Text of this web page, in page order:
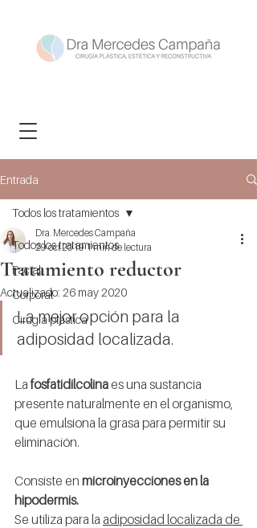
Entrada
Todos los tratamientos
Facial
Corporal
Cirugía plástica
Todos los tratamientos
Tratamiento reductor
Dra. Mercedes Campaña
29 oct 20191 min de lectura
Actualizado: 26 may 2020
La mejor opción para la
adiposidad localizada.
La fosfatidilcolina es una sustancia
presente naturalmente en el organismo,
que emulsiona la grasa para permitir su
eliminación.
Consiste en microinyecciones en la
hipodermis.
Se utiliza para la adiposidad localizada de